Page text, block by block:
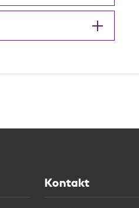
Kontakt